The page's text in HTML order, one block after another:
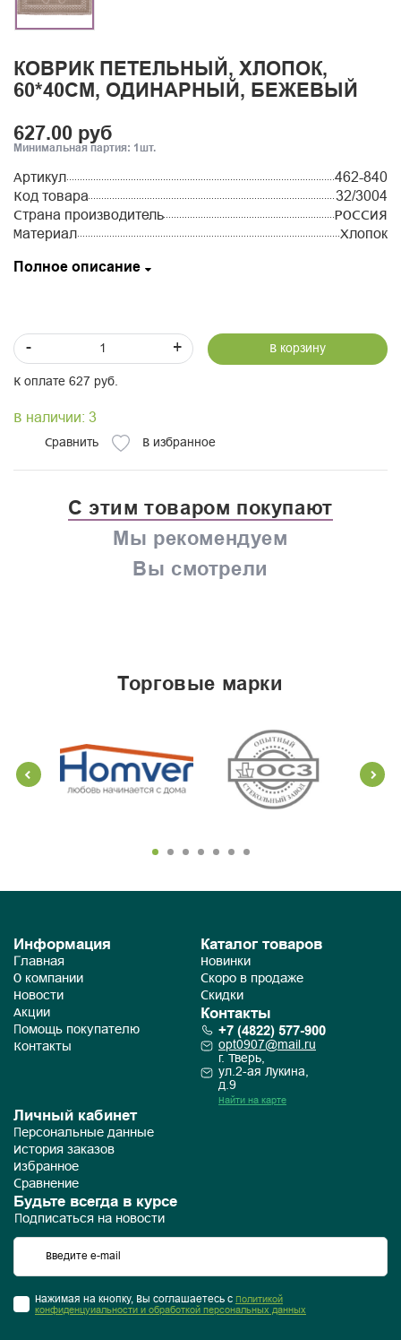
КОВРИК ПЕТЕЛЬНЫЙ, ХЛОПОК,
60*40СМ, ОДИНАРНЫЙ, БЕЖЕВЫЙ
627.00 руб
Минимальная партия: 1шт.
Артикул
462-840
Код товара
32/3004
Страна производитель
РОССИЯ
Материал
Хлопок
Полное описание
- + В корзину
К оплате 627 руб.
В наличии: 3
Сравнить В избранное
С этим товаром покупают
Мы рекомендуем
Вы смотрели
торговые марки
Информация
Главная
О компании
Новости
Акции
Помощь покупателю
Контакты
Каталог товаров
Новинки
Скоро в продаже
Скидки
Контакты
+7 (4822) 577-900
opt0907@mail.ru
г. Тверь,
ул.2-ая Лукина,
д.9
Найти на карте
Личный кабинет
Персональные данные
История заказов
Избранное
Сравнение
Будьте всегда в курсе
Подписаться на новости
Нажимая на кнопку, Вы соглашаетесь с Политикой
конфиденцуиальности и обработкой персональных данных